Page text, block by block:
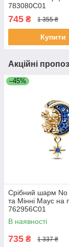
783080C01
745 ₴ 1 355 ₴
Купити
Акційні
–45%
Срібний шарм No
та Мінні Маус на
762956C01
В наявності
735 ₴ 1 337 ₴